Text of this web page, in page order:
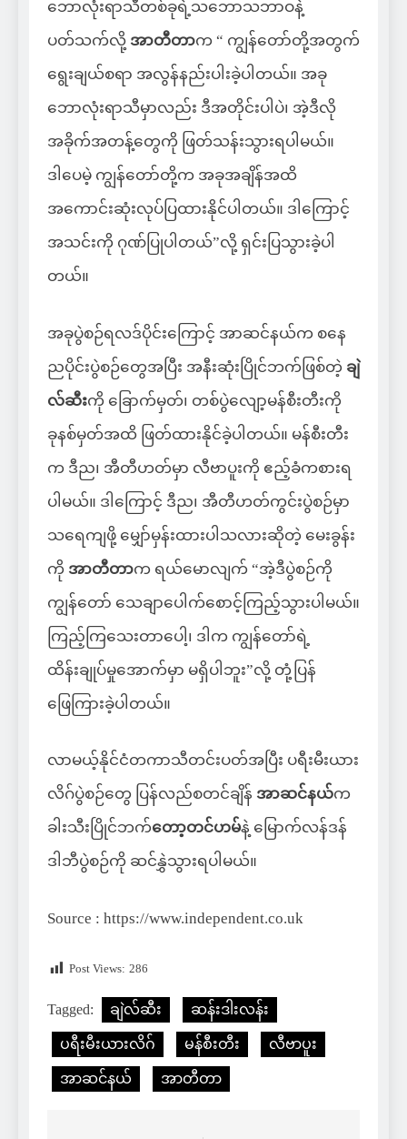
ဘောလုံးရာသီတစ်ခုရဲ့သဘောသဘာဝနဲ့
ပတ်သက်လို့ အာတီတာက “ ကျွန်တော်တို့အတွက်
ရွေးချယ်စရာ အလွန်နည်းပါးခဲ့ပါတယ်။ အခု
ဘောလုံးရာသီမှာလည်း ဒီအတိုင်းပါပဲ၊ အဲ့ဒီလို
အခိုက်အတန့်တွေကို ဖြတ်သန်းသွားရပါမယ်။
ဒါပေမဲ့ ကျွန်တော်တို့က အခုအချိန်အထိ
အကောင်းဆုံးလုပ်ပြထားနိုင်ပါတယ်။ ဒါကြောင့်
အသင်းကို ဂုဏ်ပြုပါတယ်”လို့ ရှင်းပြသွားခဲ့ပါ
တယ်။
အခုပွဲစဉ်ရလဒ်ပိုင်းကြောင့် အာဆင်နယ်က စနေ
ညပိုင်းပွဲစဉ်တွေအပြီး အနီးဆုံးပြိုင်ဘက်ဖြစ်တဲ့ ချဲ
လ်ဆီးကို ခြောက်မှတ်၊ တစ်ပွဲလျော့မန်စီးတီးကို
ခုနစ်မှတ်အထိ ဖြတ်ထားနိုင်ခဲ့ပါတယ်။ မန်စီးတီး
က ဒီည၊ အီတီဟတ်မှာ လီဗာပူးကို ဧည့်ခံကစားရ
ပါမယ်။ ဒါကြောင့် ဒီည၊ အီတီဟတ်ကွင်းပွဲစဉ်မှာ
သရေကျဖို့ မျှော်မှန်းထားပါသလားဆိုတဲ့ မေးခွန်း
ကို အာတီတာက ရယ်မောလျက် “အဲ့ဒီပွဲစဉ်ကို
ကျွန်တော် သေချာပေါက်စောင့်ကြည့်သွားပါမယ်။
ကြည့်ကြသေးတာပေါ့၊ ဒါက ကျွန်တော်ရဲ့
ထိန်းချုပ်မှုအောက်မှာ မရှိပါဘူး”လို့ တုံ့ပြန်
ဖြေကြားခဲ့ပါတယ်။
လာမယ့်နိုင်ငံတကာသီတင်းပတ်အပြီး ပရီးမီးယား
လိဂ်ပွဲစဉ်တွေ ပြန်လည်စတင်ချိန် အာဆင်နယ်က
ခါးသီးပြိုင်ဘက်တော့တင်ဟမ်နဲ့ မြောက်လန်ဒန်
ဒါဘီပွဲစဉ်ကို ဆင်နွှဲသွားရပါမယ်။
Source : https://www.independent.co.uk
Post Views: 286
Tagged: ချဲလ်ဆီး ဆန်းဒါးလန်း
ပရီးမီးယားလိဂ် မန်စီးတီး လီဗာပူး
အာဆင်နယ် အာတီတာ